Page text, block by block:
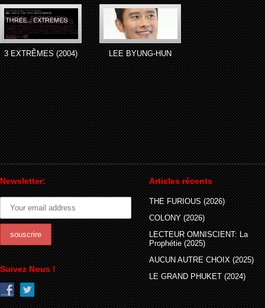
3 EXTRÊMES (2004) LEE BYUNG-HUN
Newsletter:
Suivez Nous !
Articles récents
THE FURIOUS (2026)
COLONY (2026)
LECTEUR OMNISCIENT: La
Prophétie (2025)
AUCUN AUTRE CHOIX (2025)
LE GRAND PHUKET (2024)